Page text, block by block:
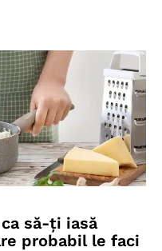
să-ți iasă
probabil le faci